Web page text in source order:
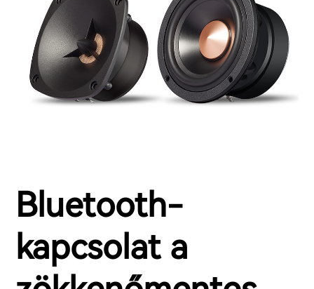
Bluetooth-
kapcsolat a